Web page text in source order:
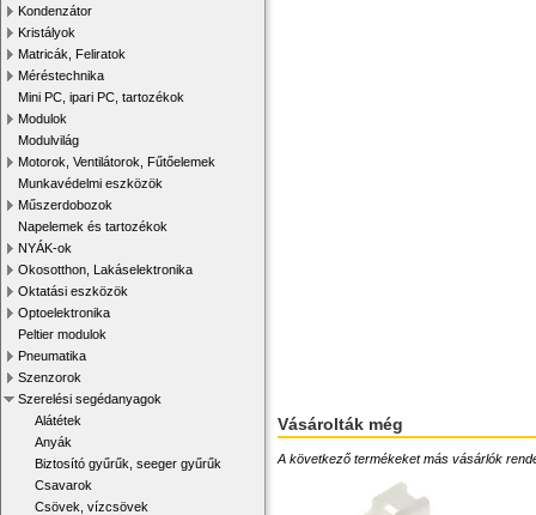
Kondenzátor
Kristályok
Matricák, Feliratok
Méréstechnika
Mini PC, ipari PC, tartozékok
Modulok
Modulvilág
Motorok, Ventilátorok, Fűtőelemek
Munkavédelmi eszközök
Műszerdobozok
Napelemek és tartozékok
NYÁK-ok
Okosotthon, Lakáselektronika
Oktatási eszközök
Optoelektronika
Peltier modulok
Pneumatika
Szenzorok
Szerelési segédanyagok
Alátétek
Anyák
Biztosító gyűrűk, seeger gyűrűk
Csavarok
Csövek, vízcsövek
Vásárolták még
A következő termékeket más vásárlók